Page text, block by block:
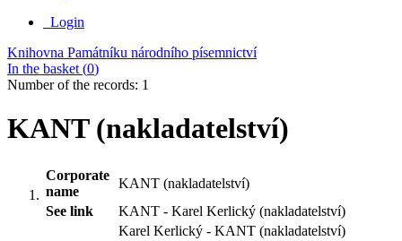
Login
Knihovna Památníku národního písemnictví
In the basket (0)
Number of the records: 1
KANT (nakladatelství)
Corporate
name
KANT (nakladatelství)
See link
KANT - Karel Kerlický (nakladatelství)
Karel Kerlický - KANT (nakladatelství)